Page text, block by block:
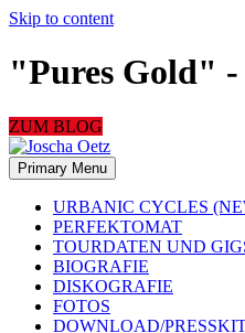
Skip to content
"Pures Gold"
ZUM BLOG
Primary Menu
URBANIC CYCLES
PERFEKTOMAT
TOURDATEN UND
BIOGRAFIE
DISKOGRAFIE
FOTOS
DOWNLOAD/